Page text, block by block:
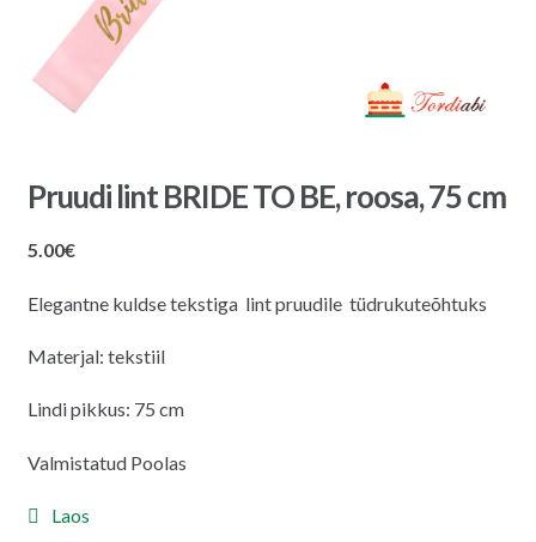
Pruudi lint BRIDE TO BE, roosa, 75 cm
5.00€
Elegantne kuldse tekstiga lint pruudile tüdrukuteõhtuks
Materjal: tekstiil
Lindi pikkus: 75 cm
Valmistatud Poolas
Laos